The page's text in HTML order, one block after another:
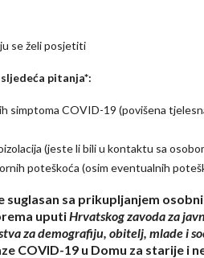
se želi posjetiti
pitanja*:
simptoma COVID-19 (povišena
(jeste li bili u kontaktu sa
poteškoća (osim eventualnih
suglasan sa prikupljanjem
uputiHrvatskog zavoda za
za demografiju, obitelj, mlade i
COVID-19 u Domu za starije i